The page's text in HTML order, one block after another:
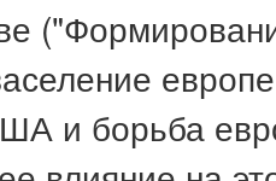
и борьба